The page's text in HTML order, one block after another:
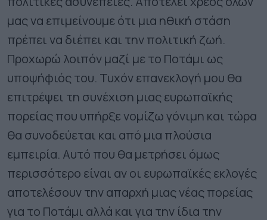
μας να επιμείνουμε ότι μια ηθική στάση
πρέπει να διέπει και την πολιτική ζωή.
Προχωρώ λοιπόν μαζί με το Ποτάμι ως
υποψήφιός του. Τυχόν επανεκλογή μου θα
επιτρέψει τη συνέχιση μιας ευρωπαϊκής
πορείας που υπήρξε νομίζω γόνιμη και τώρα
θα συνοδεύεται και από μια πλούσια
εμπειρία. Αυτό που θα μετρήσει όμως
περισσότερο είναι αν οι ευρωπαϊκές εκλογές
αποτελέσουν την απαρχή μιας νέας πορείας
για το Ποτάμι αλλά και για την ίδια την